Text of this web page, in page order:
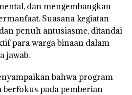
dan mengembangkan
Suasana kegiatan
penuh antusiasme, ditandai
para warga binaan dalam
jawab.
bahwa program
pada pemberian